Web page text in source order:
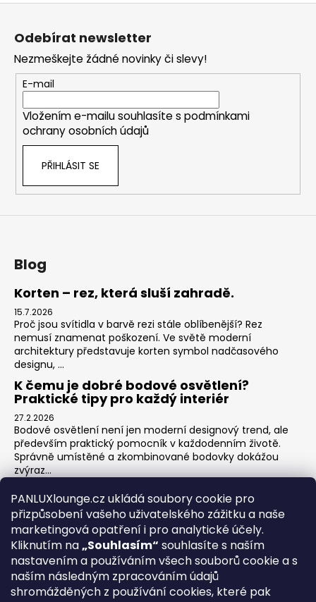
PANLUXlounge.cz ukládá soubory cookie pro
přizpůsobení vašeho uživatelského zážitku a naše
marketingová opatření i pro analytické účely.
Kliknutím na„Souhlasím“ souhlasíte s naším
nastavením a používáním všech souborů cookie a s
naším následným zpracováním údajů
shromážděných z používání cookies, které pak
Odebírat newsletter
Nezmeškejte žádné novinky či slevy!
E-mail
Vložením e-mailu souhlasíte s podmínkami
ochrany osobních údajů
PŘIHLÁSIT SE
Blog
Korten – rez, která sluší zahradě.
15.7.2026
Proč jsou svítidla v barvě rezi stále oblíbenější? Rez
nemusí znamenat poškození. Ve světě moderní
architektury představuje korten symbol nadčasového
designu, ...
K čemu je dobré bodové osvětlení?
Praktické tipy pro každý interiér
27.2.2026
Bodové osvětlení není jen moderní designový trend, ale
především praktický pomocník v každodenním životě.
Správně umístěné a zkombinované bodovky dokážou
zvýraz...
Jak na zónové osvětlení v obýváku?
3.2.2026
Obývací pokoj je srdcem domova – místo pro relaxaci,
sledování televize, hraní her s dětmi, posezení s přáteli i
klidné chvíle s knihou. Každá z těchto aktivit ...